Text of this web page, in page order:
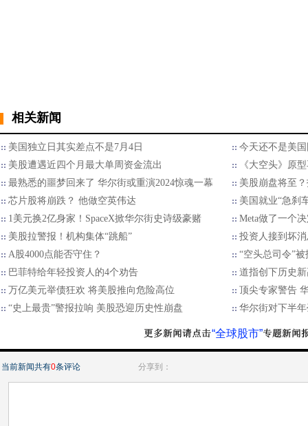
相关新闻
美国独立日其实差点不是7月4日
今天还不是美
美股遭遇近四个月最大单周资金流出
《大空头》原
最熟悉的噩梦回来了 华尔街或重演2024惊魂一幕
美股崩盘将至
芯片股将崩跌？ 他做空英伟达
美国就业“急刹
1美元换2亿身家！SpaceX掀华尔街史诗级豪赌
Meta做了一个
美股拉警报！机构集体“跳船”
投资人接到坏
A股4000点能否守住？
“空头总司令”
巴菲特给年轻投资人的4个劝告
道指创下历史
万亿美元举债狂欢 将美股推向危险高位
顶尖专家警告
“史上最贵”警报拉响 美股恐迎历史性崩盘
华尔街对下半
“全球股市”
当前新闻共有0条评论 分享到：